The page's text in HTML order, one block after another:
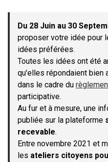
−
Du 28 Juin au 30
proposer votre idée pour
idées préférées.
Toutes les idées ont été
qu'elles répondaient bien
dans le cadre du
participative.
Au fur et à mesure, une
publiée sur la plateforme
recevable.
Entre novembre 2021 et
les ateliers citoyens